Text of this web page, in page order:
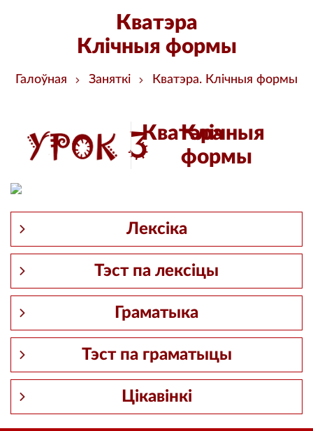
Галоўная Заняткі Кватэра. Клічныя формы
Кватэра
Клічныя формы
3Кватэра
Клічныя
формы
Лексіка
Тэст па лексіцы
Граматыка
Тэст па граматыцы
Цікавінкі